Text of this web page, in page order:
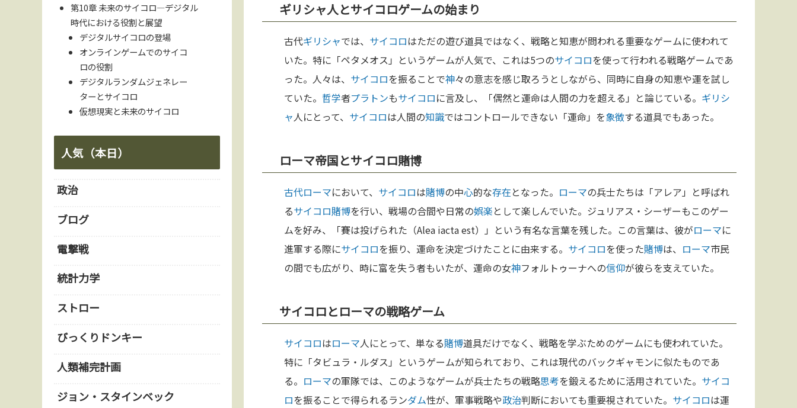
ギリシャ人とサイコロゲームの始まり
古代ギリシャでは、 サイコロはただの遊び道具ではなく、戦略と知恵が問われる重要なゲームに使われて
いた。特に「ペタメオス」というゲームが人気で、これは5つのサイコロを使って行われる戦略ゲームであ
った。人々は、 サイコロを振ることで神々の意志を感じ取ろうとしながら、同時に自身の知恵や運を試し
ていた。 哲学者プラトンもサイコロに言及し、「偶然と運命は人間の力を超える」と論じている。 ギリシ
ャ人にとって、 サイコロは人間の知識ではコントロールできない「運命」を象徴する道具でもあった。
ローマ帝国とサイコロ賭博
古代ローマにおいて、 サイコロは賭博の中心的な存在となった。 ローマの兵士たちは「アレア」と呼ばれ
るサイコロ賭博を行い、戦場の合間や日常の娯楽として楽しんでいた。ジュリアス・シーザーもこのゲー
ムを好み、「賽は投げられた（Alea iacta est）」という有名な言葉を残した。この言葉は、彼がローマに
進軍する際にサイコロを振り、運命を決定づけたことに由来する。 サイコロを使った賭博は、 ローマ市民
の間でも広がり、時に富を失う者もいたが、運命の女神フォルトゥーナへの信仰が彼らを支えていた。
サイコロとローマの戦略ゲーム
サイコロはローマ人にとって、単なる賭博道具だけでなく、戦略を学ぶためのゲームにも使われていた。
特に「タビュラ・ルダス」というゲームが知られており、これは現代のバックギャモンに似たものであ
る。 ローマの軍隊では、このようなゲームが兵士たちの戦略思考を鍛えるために活用されていた。 サイコ
ロを振ることで得られるランダム性が、軍事戦略や政治判断においても重要視されていた。 サイコロは運
第10章 未来のサイコロ—デジタル
時代における役割と展望
デジタルサイコロの登場
オンラインゲームでのサイコ
ロの役割
デジタルランダムジェネレー
ターとサイコロ
仮想現実と未来のサイコロ
人気（本日）
政治
ブログ
電撃戦
統計力学
ストロー
びっくりドンキー
人類補完計画
ジョン・スタインベック